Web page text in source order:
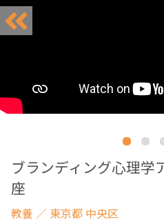
ブランディング心理学
座
教養 ／ 東京都 中央区